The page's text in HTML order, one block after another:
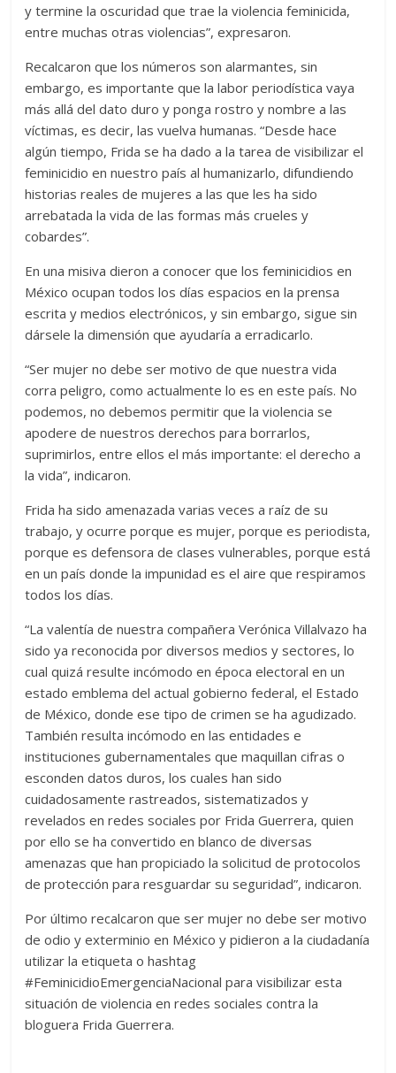
y termine la oscuridad que trae la violencia feminicida,
entre muchas otras violencias”, expresaron.
Recalcaron que los números son alarmantes, sin
embargo, es importante que la labor periodística vaya
más allá del dato duro y ponga rostro y nombre a las
víctimas, es decir, las vuelva humanas. “Desde hace
algún tiempo, Frida se ha dado a la tarea de visibilizar el
feminicidio en nuestro país al humanizarlo, difundiendo
historias reales de mujeres a las que les ha sido
arrebatada la vida de las formas más crueles y
cobardes”.
En una misiva dieron a conocer que los feminicidios en
México ocupan todos los días espacios en la prensa
escrita y medios electrónicos, y sin embargo, sigue sin
dársele la dimensión que ayudaría a erradicarlo.
“Ser mujer no debe ser motivo de que nuestra vida
corra peligro, como actualmente lo es en este país. No
podemos, no debemos permitir que la violencia se
apodere de nuestros derechos para borrarlos,
suprimirlos, entre ellos el más importante: el derecho a
la vida”, indicaron.
Frida ha sido amenazada varias veces a raíz de su
trabajo, y ocurre porque es mujer, porque es periodista,
porque es defensora de clases vulnerables, porque está
en un país donde la impunidad es el aire que respiramos
todos los días.
“La valentía de nuestra compañera Verónica Villalvazo ha
sido ya reconocida por diversos medios y sectores, lo
cual quizá resulte incómodo en época electoral en un
estado emblema del actual gobierno federal, el Estado
de México, donde ese tipo de crimen se ha agudizado.
También resulta incómodo en las entidades e
instituciones gubernamentales que maquillan cifras o
esconden datos duros, los cuales han sido
cuidadosamente rastreados, sistematizados y
revelados en redes sociales por Frida Guerrera, quien
por ello se ha convertido en blanco de diversas
amenazas que han propiciado la solicitud de protocolos
de protección para resguardar su seguridad”, indicaron.
Por último recalcaron que ser mujer no debe ser motivo
de odio y exterminio en México y pidieron a la ciudadanía
utilizar la etiqueta o hashtag
#FeminicidioEmergenciaNacional para visibilizar esta
situación de violencia en redes sociales contra la
bloguera Frida Guerrera.